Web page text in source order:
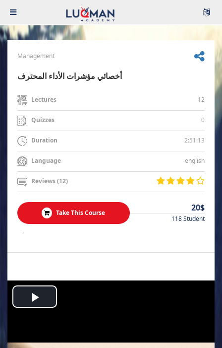
Management
أخصائي مؤشرات الأداء المحترف
Lectures 12
Quizzes 0
Duration 2:51:13
Language english
Reviews (12)
Take This Course 20$
118 Student
.
Play